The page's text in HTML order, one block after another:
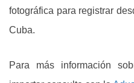
fotográfica para registrar
Cuba.
Para más información